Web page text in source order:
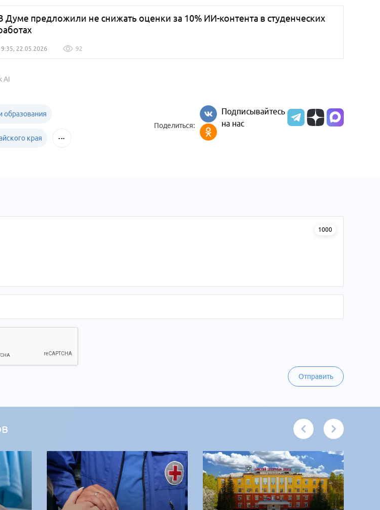
Думе предложили не снижать оценки за 10% ИИ-контента в студенческих
22.05.2026 92
AI
образования
края
Поделиться:
Подписывайтесь
на нас
1000
Отправить